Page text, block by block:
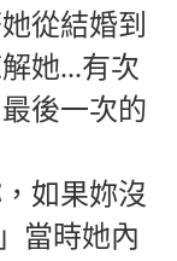
從結婚到
她...有次
後一次的
如果妳沒
當時她內